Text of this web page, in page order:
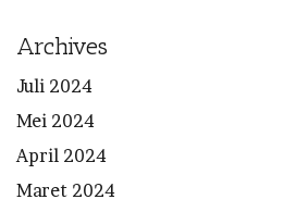
Archives
Juli 2024
Mei 2024
April 2024
Maret 2024